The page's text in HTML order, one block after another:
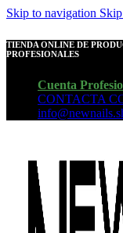
Skip to navigation
TIENDA ONLINE DE
PROFESIONALES
Cuenta
CONTACTA